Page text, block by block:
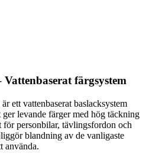
Vattenbaserat färgsystem
ett vattenbaserat baslacksystem
levande färger med hög täckning
personbilar, tävlingsfordon och
blandning av de vanligaste
använda.